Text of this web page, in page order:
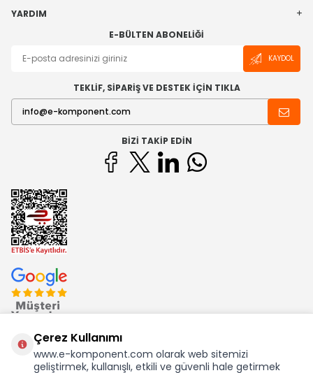
YARDIM
E-BÜLTEN ABONELIĞI
KAYDOL
TEKLİF, SİPARİŞ VE DESTEK İÇİN TIKLA
BIZI TAKIP EDIN
Çerez Kullanımı
www.e-komponent.com olarak web sitemizi
geliştirmek, kullanışlı, etkili ve güvenli hale getirmek